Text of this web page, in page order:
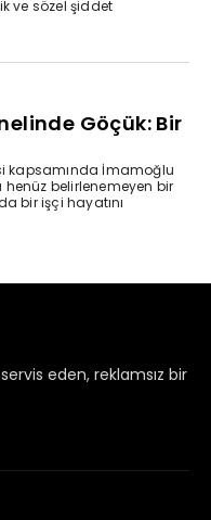
servis eden, reklamsız bir